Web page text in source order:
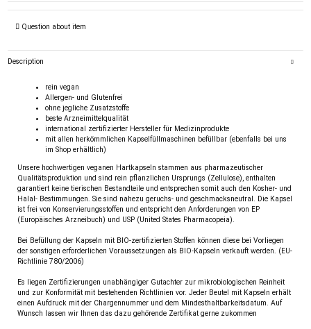
Question about item
Description
rein vegan
Allergen- und Glutenfrei
ohne jegliche Zusatzstoffe
beste Arzneimittelqualität
international zertifizierter Hersteller für Medizinprodukte
mit allen herkömmlichen Kapselfüllmaschinen befüllbar (ebenfalls bei uns
im Shop erhältlich)
Unsere hochwertigen veganen Hartkapseln stammen aus pharmazeutischer
Qualitätsproduktion und sind rein pflanzlichen Ursprungs (Zellulose), enthalten
garantiert keine tierischen Bestandteile und entsprechen somit auch den Kosher- und
Halal- Bestimmungen. Sie sind nahezu geruchs- und geschmacksneutral. Die Kapsel
ist frei von Konservierungsstoffen und entspricht den Anforderungen von EP
(Europäisches Arzneibuch) und USP (United States Pharmacopeia).
Bei Befüllung der Kapseln mit BIO-zertifizierten Stoffen können diese bei Vorliegen
der sonstigen erforderlichen Voraussetzungen als BIO-Kapseln verkauft werden. (EU-
Richtlinie 780/2006)
Es liegen Zertifizierungen unabhängiger Gutachter zur mikrobiologischen Reinheit
und zur Konformität mit bestehenden Richtlinien vor. Jeder Beutel mit Kapseln erhält
einen Aufdruck mit der Chargennummer und dem Mindesthaltbarkeitsdatum. Auf
Wunsch lassen wir Ihnen das dazu gehörende Zertifikat gerne zukommen